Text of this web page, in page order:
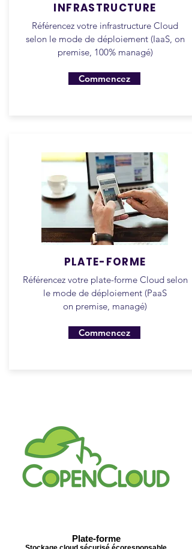
INFRASTRUCTURE
Référencez votre infrastructure Cloud
selon le mode de déploiement (IaaS, on
premise, 100% managé)
Commencez
PLATE-FORME
Référencez votre plate-forme Cloud selon
le mode de déploiement (PaaS
on premise, managé)
Commencez
Plate-forme